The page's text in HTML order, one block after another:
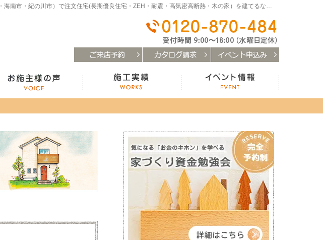
和歌山（和歌山市・岩出市・海南市・紀の川市）で注文住宅(長期優良住宅・ZEH・耐震・高気密高断熱・木の家）を建てるなら「はなまるの家」